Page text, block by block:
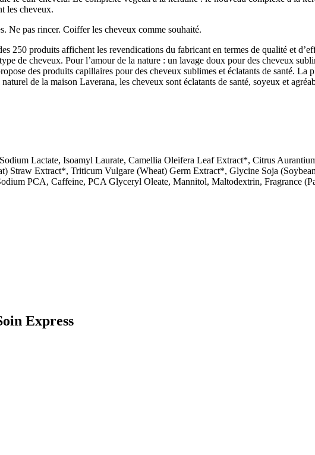
les cheveux.
Ne pas rincer. Coiffer les cheveux comme souhaité.
250 produits affichent les revendications du fabricant en termes de qualité et
de cheveux. Pour l’amour de la nature : un lavage doux pour des cheveux
des produits capillaires pour des cheveux sublimes et éclatants de santé. La
de la maison Laverana, les cheveux sont éclatants de santé, soyeux et
Lactate, Isoamyl Laurate, Camellia Oleifera Leaf Extract*, Citrus
Extract*, Triticum Vulgare (Wheat) Germ Extract*, Glycine Soja
PCA, Caffeine, PCA Glyceryl Oleate, Mannitol, Maltodextrin, Fragrance
Express